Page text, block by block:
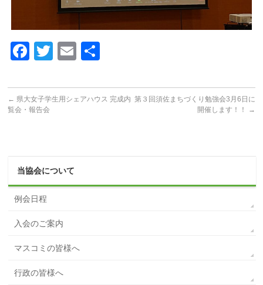
Facebook
TwitterEmail
← 県大女子学生用シェアハウス 完成内
覧会・報告会
第３回須佐まちづくり勉強会3月6日に
開催します！！
→
当協会について
例会日程
入会のご案内
マスコミの皆様へ
行政の皆様へ